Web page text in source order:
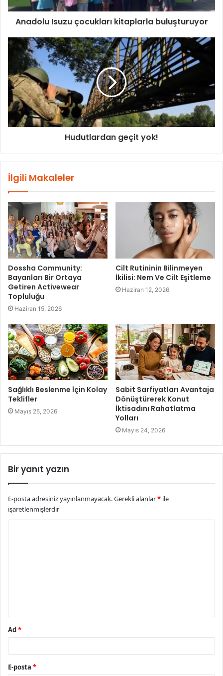
Anadolu Isuzu çocukları kitaplarla buluşturuyor
Hudutlardan geçit yok!
İlgili Makaleler
Dossha Community:
Bayanları Bir Ortaya
Getiren Activewear
Topluluğu
Haziran 15, 2026
Cilt Rutininin Bilinmeyen
İkilisi: Nem Ve Cilt Eşitleme
Haziran 12, 2026
Sağlıklı Beslenme İçin Kolay
Teklifler
Mayıs 25, 2026
Sabit Sarfiyatları Avantaja
Dönüştürerek Konut
İktisadını Rahatlatma
Yolları
Mayıs 24, 2026
Bir yanıt yazın
E-posta adresiniz yayınlanmayacak.Gerekli alanlar* ile
işaretlenmişlerdir
Ad*
E-posta *